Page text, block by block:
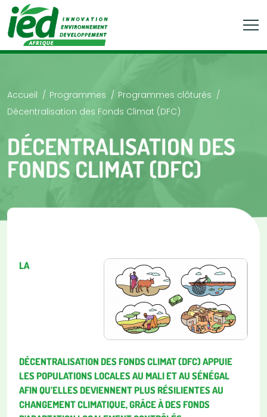
Accueil Programmes
Programmes clôturés
Décentralisation des Fonds Climat (DFC)
DÉCENTRALISATION DES
FONDS CLIMAT (DFC)
LA
DÉCENTRALISATION DES FONDS CLIMAT (DFC) APPUIE
LES POPULATIONS LOCALES AU MALI ET AU SÉNÉGAL
AFIN QU’ELLES DEVIENNENT PLUS RÉSILIENTES AU
CHANGEMENT CLIMATIQUE, GRÂCE À DES FONDS